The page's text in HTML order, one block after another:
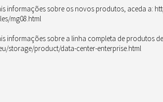
informações sobre os novos produtos, aceda a:
mg08.html
informações sobre a linha completa de produtos
storage/product/data-center-enterprise.html